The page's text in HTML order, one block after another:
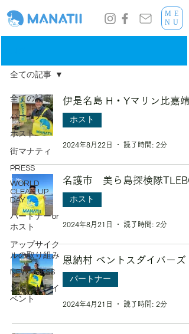
ME
NU
全ての記事
パートナー
ホスト
街マナティ
PRESS
WORLD
CLEAN UP
DAY
パートナーor
ホスト
アップサイク
ルの取り組み
NEW PRESS
スポンサーイ
ベント
全ての記事
伊是名島 H・Yマリン比嘉靖
ホスト
2024年8月22日 読了時間: 2分
名護市 美ら島探検隊
ホスト
2024年8月21日 読了時間: 2分
恩納村 ベントスダイバーズ
パートナー
2024年4月21日 読了時間: 2分